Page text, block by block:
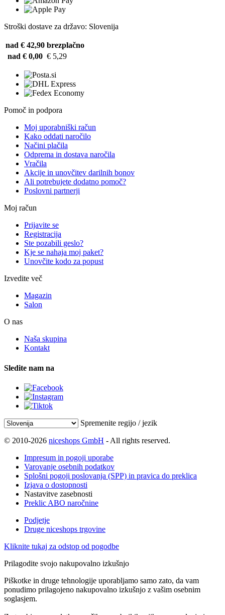
Stroški dostave za državo: Slovenija
nad € 42,90 brezplačno
nad € 0,00 € 5,29
Pomoč in podpora
Moj uporabniški račun
Kako oddati naročilo
Načini plačila
Odprema in dostava naročila
Vračila
Akcije in unovčitev darilnih bonov
Ali potrebujete dodatno pomoč?
Poslovni partnerji
Moj račun
Prijavite se
Registracija
Ste pozabili geslo?
Kje se nahaja moj paket?
Unovčite kodo za popust
Izvedite več
Magazin
Salon
O nas
Naša skupina
Kontakt
Sledite nam na
Spremenite regijo / jezik
© 2010-2026 niceshops GmbH - All rights reserved.
Impresum in pogoji uporabe
Varovanje osebnih podatkov
Splošni pogoji poslovanja (SPP) in pravica do preklica
Izjava o dostopnosti
Nastavitve zasebnosti
Preklic ABO naročnine
Podjetje
Druge niceshops trgovine
Kliknite tukaj za odstop od pogodbe
Prilagodite svojo nakupovalno izkušnjo
Piškotke in druge tehnologije uporabljamo samo zato, da vam
ponudimo prilagojeno nakupovalno izkušnjo z vašim osebnim
soglasjem.